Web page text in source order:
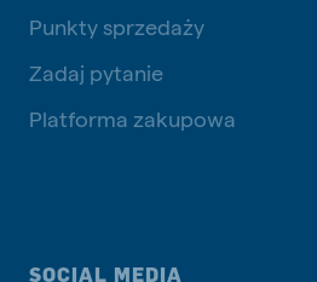
Punkty sprzedaży
Zadaj pytanie
Platforma zakupowa
SOCIAL MEDIA